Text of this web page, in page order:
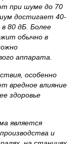
при шуме до 70
достигает 40-
80 дБ. Более
обычно в
аппарата.
особенно
вредное влияние
здоровье
является
и